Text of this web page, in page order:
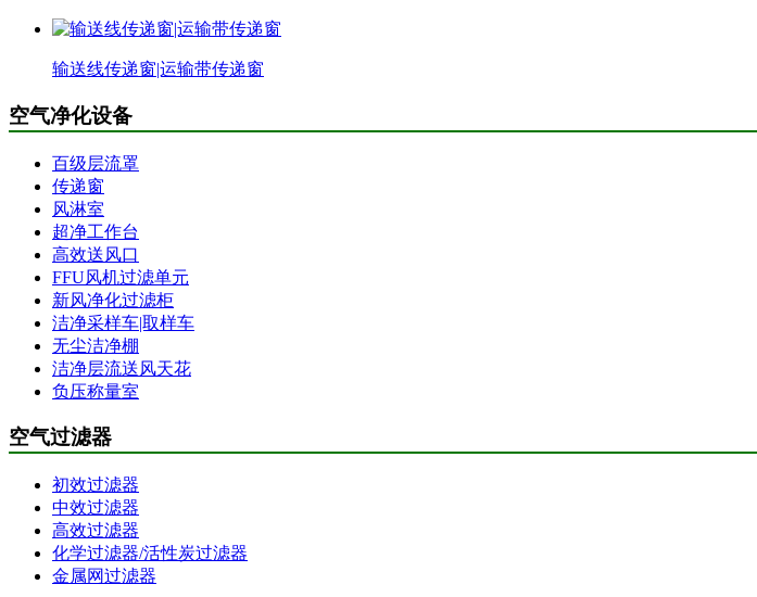
输送线传递窗|运输带传递窗
空气净化设备
百级层流罩
传递窗
风淋室
超净工作台
高效送风口
FFU风机过滤单元
新风净化过滤柜
洁净采样车|取样车
无尘洁净棚
洁净层流送风天花
负压称量室
空气过滤器
初效过滤器
中效过滤器
高效过滤器
化学过滤器/活性炭过滤器
金属网过滤器